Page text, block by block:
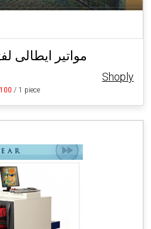
مواتير ايطالى
Shoply
/ 1 piece